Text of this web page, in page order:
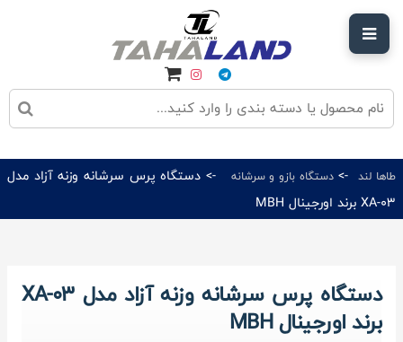
طاها لند->دستگاه بازو و سرشانه -> دستگاه پرس سرشانه وزنه آزاد مدل
XA-03 برند اورجینال MBH
دستگاه پرس سرشانه وزنه آزاد مدل XA-03
برند اورجینال MBH